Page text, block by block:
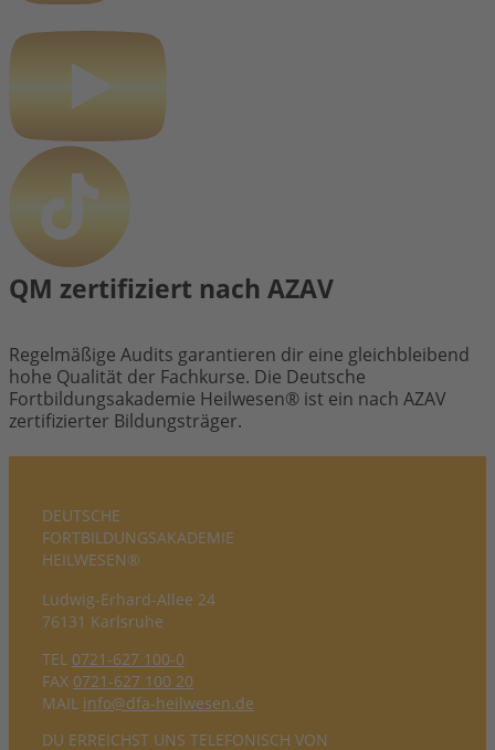
QM zertifiziert nach AZAV
Regelmäßige Audits garantieren dir eine gleichbleibend
hohe Qualität der Fachkurse. Die Deutsche
Fortbildungsakademie Heilwesen® ist ein nach AZAV
zertifizierter Bildungsträger.
DEUTSCHE
FORTBILDUNGS­AKADEMIE
HEILWESEN®
Ludwig-Erhard-Allee 24
76131 Karlsruhe
TEL 0721-627 100-0
FAX 0721-627 100 20
MAIL info@dfa-heilwesen.de
DU ERREICHST UNS TELEFONISCH VON